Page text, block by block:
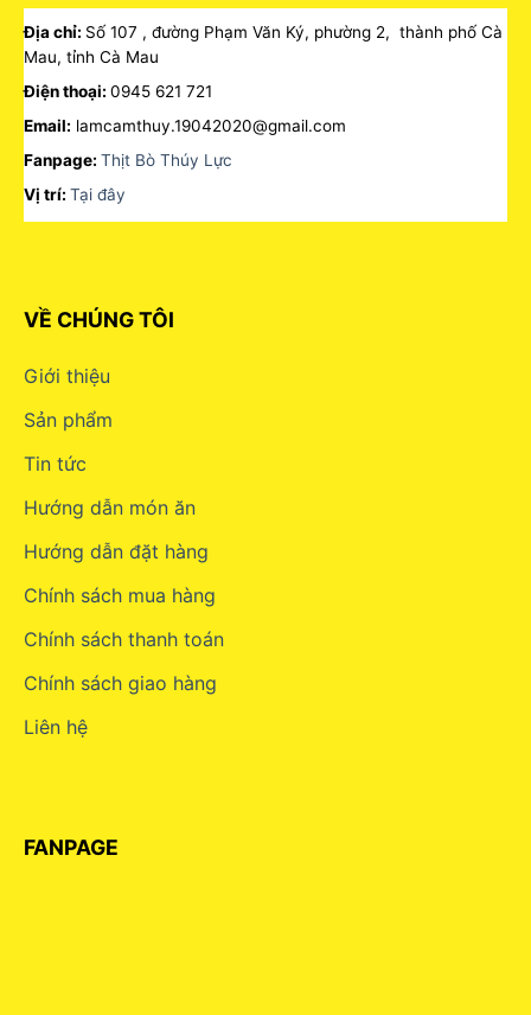
Địa chỉ: Số 107 , đường Phạm Văn Ký, phường 2, thành phố Cà
Mau, tỉnh Cà Mau
Điện thoại: 0945 621 721
Email: lamcamthuy.19042020@gmail.com
Fanpage: Thịt Bò Thúy Lực
Vị trí: Tại đây
VỀ CHÚNG TÔI
Giới thiệu
Sản phẩm
Tin tức
Hướng dẫn món ăn
Hướng dẫn đặt hàng
Chính sách mua hàng
Chính sách thanh toán
Chính sách giao hàng
Liên hệ
FANPAGE